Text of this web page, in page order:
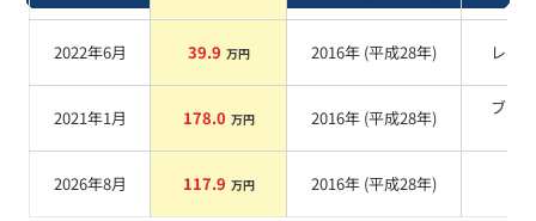
2022年6月 39.9 万円 2016年 (平成28年) レッド
2021年1月 178.0 万円 2016年 (平成28年)
ブラ
2026年8月 117.9 万円 2016年 (平成28年)